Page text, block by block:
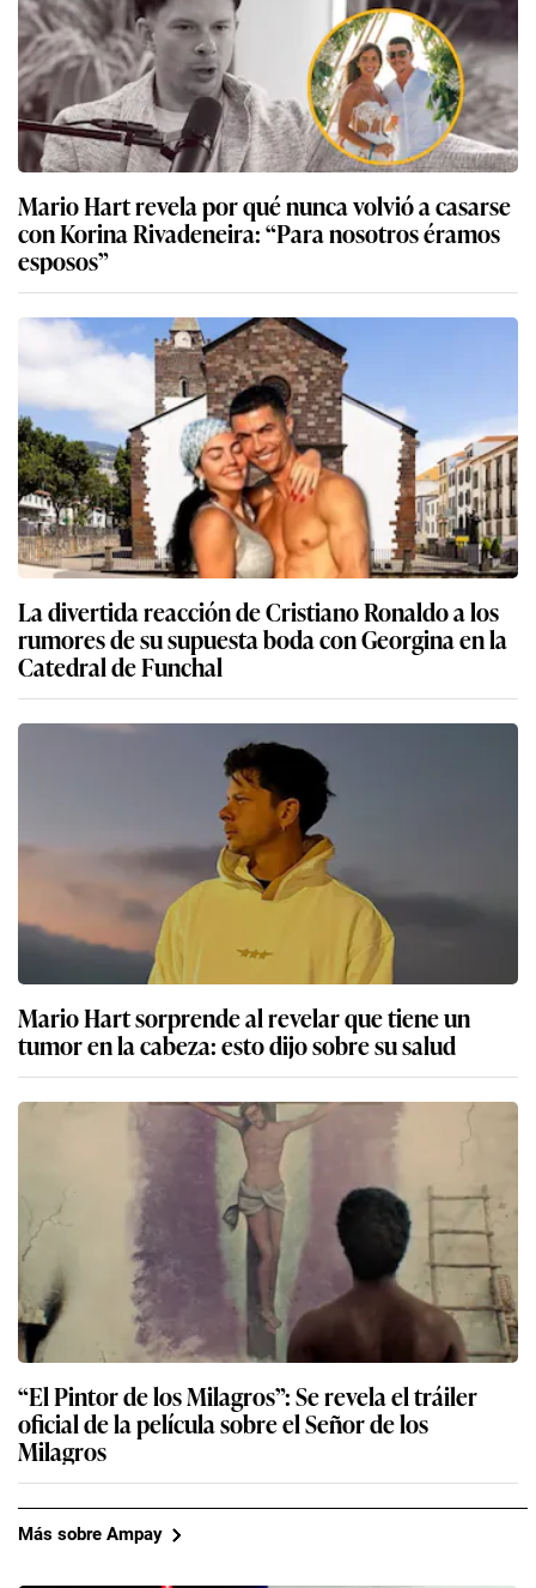
Mario Hart revela por qué nunca volvió a casarse
con Korina Rivadeneira: “Para nosotros éramos
esposos”
La divertida reacción de Cristiano Ronaldo a los
rumores de su supuesta boda con Georgina en la
Catedral de Funchal
Mario Hart sorprende al revelar que tiene un
tumor en la cabeza: esto dijo sobre su salud
“El Pintor de los Milagros”: Se revela el tráiler
oficial de la película sobre el Señor de los
Milagros
Más sobre Ampay